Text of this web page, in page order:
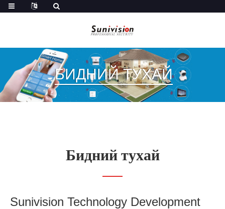
БИДНИЙ ТУХАЙ
Бидний тухай
Sunivision Technology Development